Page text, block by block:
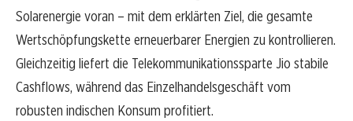
Solarenergie voran – mit dem erklärten Ziel, die gesamte
Wertschöpfungskette erneuerbarer Energien zu kontrollieren.
Gleichzeitig liefert die Telekommunikationssparte Jio stabile
Cashflows, während das Einzelhandelsgeschäft vom
robusten indischen Konsum profitiert.